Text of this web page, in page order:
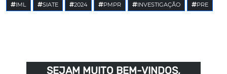
IML SIATE 2024 PMPR INVESTIGAÇÃO PRE
SEJAM MUITO BEM-VINDOS,